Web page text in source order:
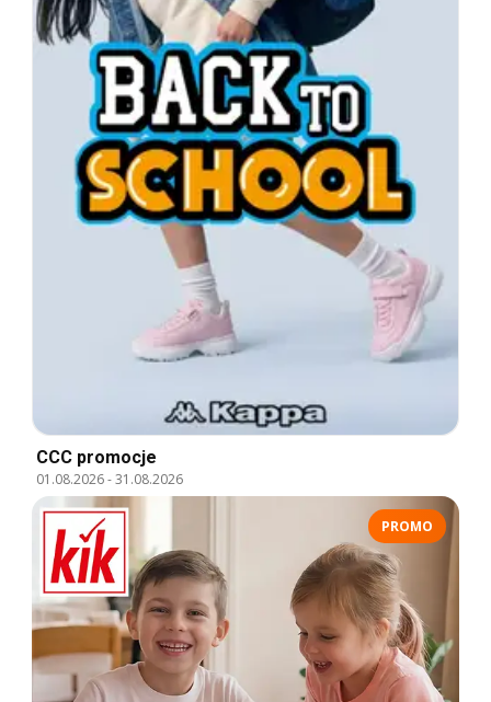
CCC promocje
01.08.2026-31.08.2026
PROMO